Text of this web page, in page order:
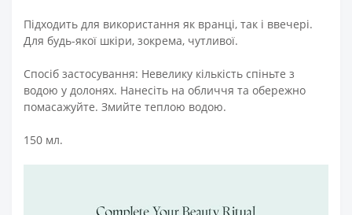
Підходить для використання як вранці, так і ввечері.
Для будь-якої шкіри, зокрема, чутливої.
Спосіб застосування: Невелику кількість спіньте з
водою у долонях. Нанесіть на обличчя та обережно
помасажуйте. Змийте теплою водою.
150 мл.